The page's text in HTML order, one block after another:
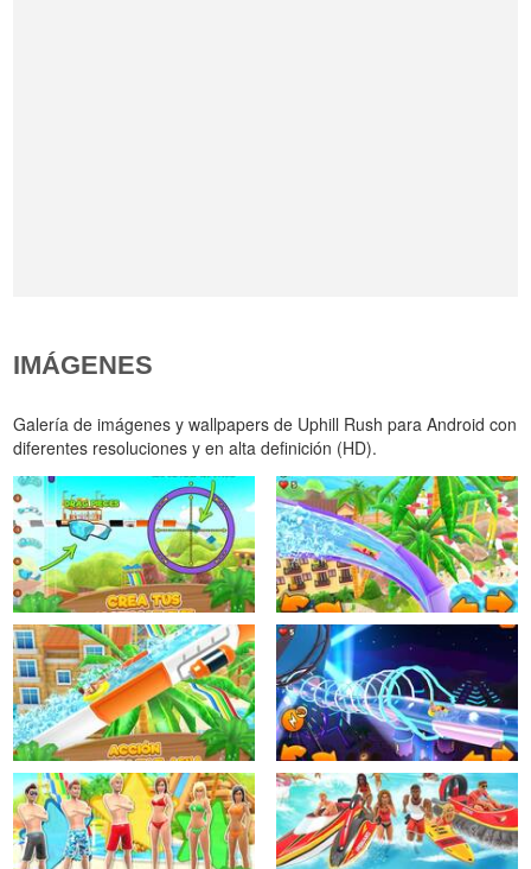
IMÁGENES
Galería de imágenes y wallpapers de Uphill Rush para Android con
diferentes resoluciones y en alta definición (HD).